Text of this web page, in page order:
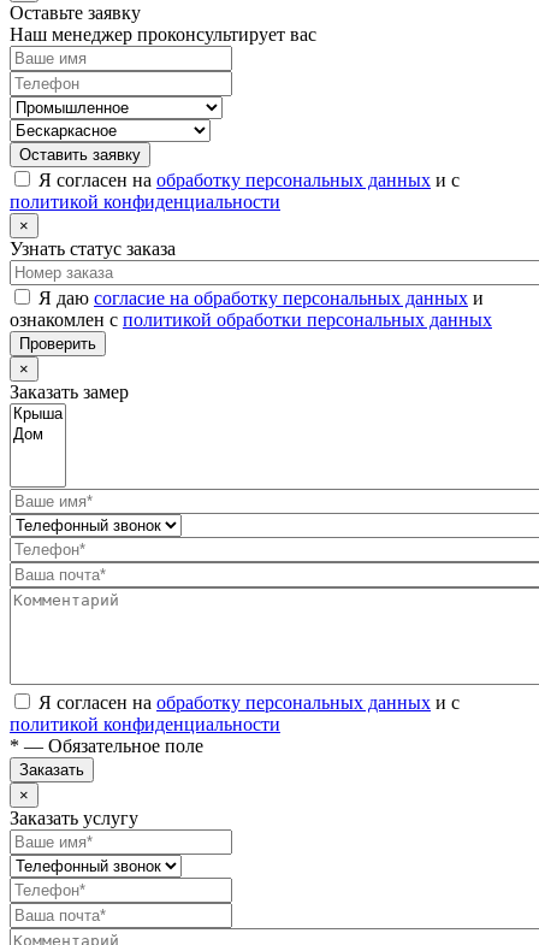
Оставьте заявку
Наш менеджер проконсультирует вас
Оставить заявку
Я согласен на обработку персональных данных и с
политикой конфиденциальности
×
Узнать статус заказа
Я даю согласие на обработку персональных данных и
ознакомлен с политикой обработки персональных данных
Проверить
×
Заказать замер
Я согласен на обработку персональных данных и с
политикой конфиденциальности
* — Обязательное поле
Заказать
×
Заказать услугу